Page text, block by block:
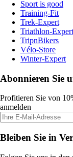
Sport is good
Training-Fit
Trek-Expert
Triathlon-Expert
TripnBikers
Vélo-Store
Winter-Expert
Abonnieren Sie
Profitieren Sie von
anmelden
Bleiben Sie in